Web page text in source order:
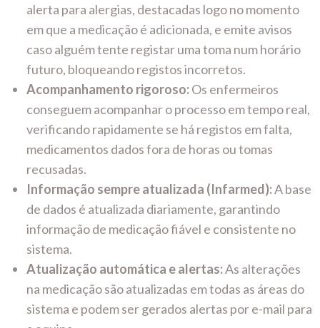
alerta para alergias, destacadas logo no momento
em que a medicação é adicionada, e emite avisos
caso alguém tente registar uma toma num horário
futuro, bloqueando registos incorretos.
Acompanhamento rigoroso:Os enfermeiros
conseguem acompanhar o processo em tempo real,
verificando rapidamente se há registos em falta,
medicamentos dados fora de horas ou tomas
recusadas.
Informação sempre atualizada (Infarmed):A base
de dados é atualizada diariamente, garantindo
informação de medicação fiável e consistente no
sistema.
Atualização automática e alertas:As alterações
na medicação sãoatualizadas em todas as áreas do
sistema e podem ser gerados alertas pore-mail para